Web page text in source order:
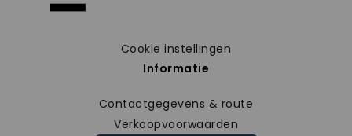
Cookie instellingen
Informatie
Contactgegevens & route
Verkoopvoorwaarden